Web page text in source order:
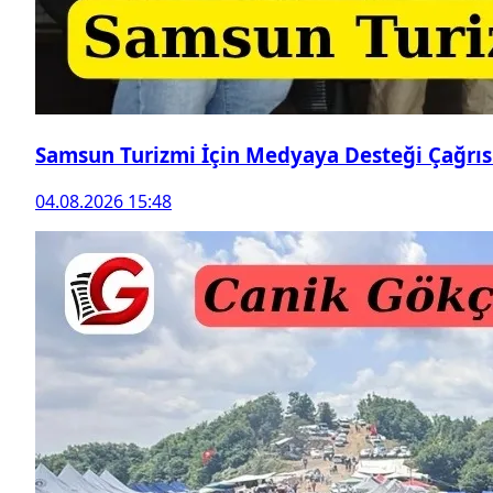
Samsun Turizmi İçin Medyaya Desteği
04.08.2026 15:48